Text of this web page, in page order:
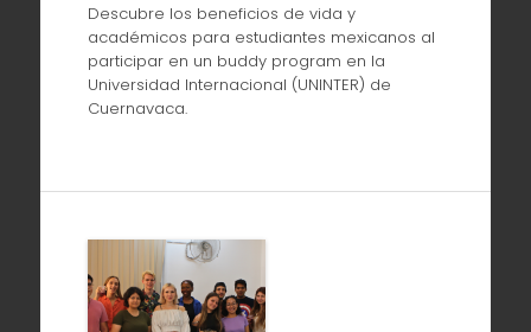
Descubre los beneficios de vida y
académicos para estudiantes mexicanos al
participar en un buddy program en la
Universidad Internacional (UNINTER) de
Cuernavaca.